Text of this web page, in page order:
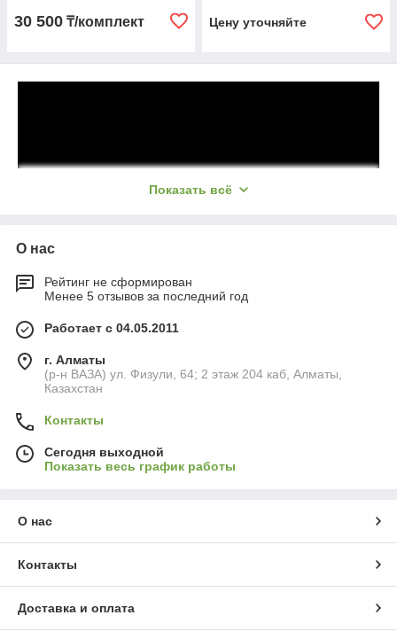
30 500 ₸/комплект Цену уточняйте
Показать всё
О нас
Рейтинг не сформирован
Менее 5 отзывов за последний год
Работает с 04.05.2011
г. Алматы
(р-н ВАЗА) ул. Физули, 64; 2 этаж 204 каб, Алматы,
Казахстан
Контакты
Сегодня выходной
Показать весь график работы
О нас
Контакты
Доставка и оплата